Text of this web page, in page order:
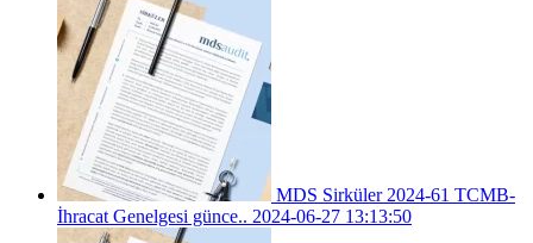
MDS Sirküler 2024-61 TCMB-
İhracat Genelgesi günce.. 2024-06-27 13:13:50